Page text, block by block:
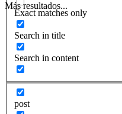
Más resultados...
Exact matches only
Search in title
Search in content
post